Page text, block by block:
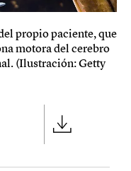
propio paciente, que
motora del cerebro
(Ilustración: Getty